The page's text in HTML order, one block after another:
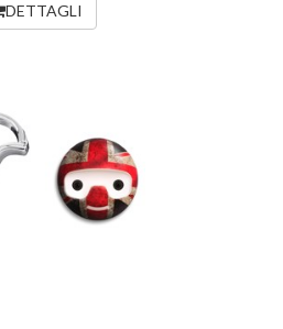
DETTAGLI